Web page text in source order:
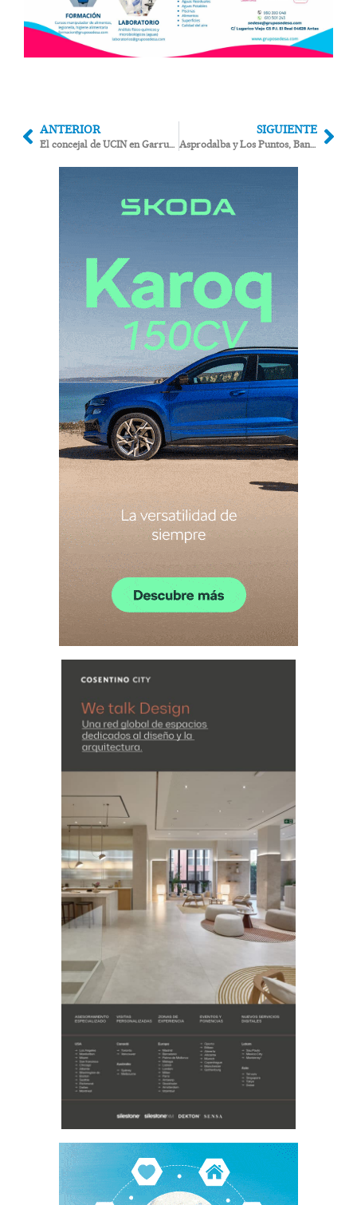
ANTERIOR
El concejal de UCIN en Garrucha “incumplió el pacto firmado” para elegir alcalde a Álvaro Ramos
SIGUIENTE
Asprodalba y Los Puntos, Banderas de Andalucía: arraigo comarcal y proyección nacional